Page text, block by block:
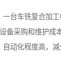
台车铣复合加工
备采购和维护成本
动化程度高，减